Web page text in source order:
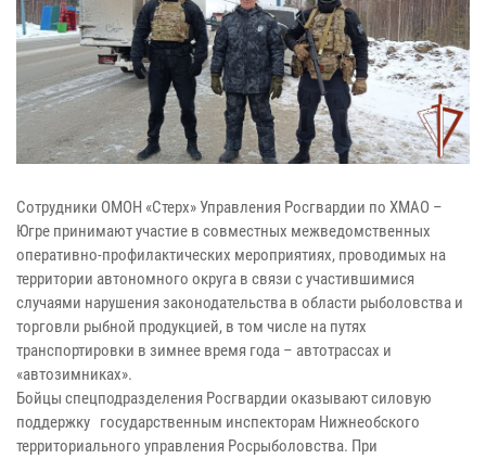
Сотрудники ОМОН «Стерх» Управления Росгвардии по ХМАО –
Югре принимают участие в совместных межведомственных
оперативно-профилактических мероприятиях, проводимых на
территории автономного округа в связи с участившимися
случаями нарушения законодательства в области рыболовства и
торговли рыбной продукцией, в том числе на путях
транспортировки в зимнее время года – автотрассах и
«автозимниках».
Бойцы спецподразделения Росгвардии оказывают силовую
поддержку государственным инспекторам Нижнеобского
территориального управления Росрыболовства. При